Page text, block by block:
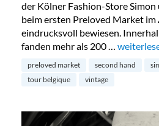
der Kölner Fashion-Store Simon
beim ersten Preloved Market
eindrucksvoll bewiesen.
fanden mehr als 200 …
preloved market second hand
tour belgique
vintage